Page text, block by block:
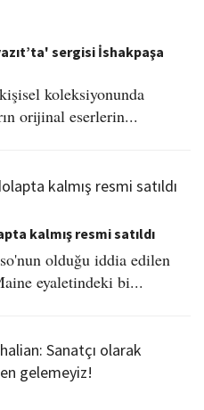
sergisi İshakpaşa
koleksiyonunda
orijinal eserlerin...
kalmış resmi satıldı
olduğu iddia edilen
eyaletindeki bi...